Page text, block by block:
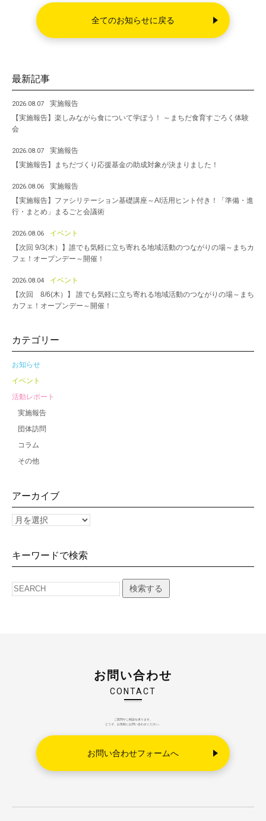
o
o
全てのお知らせに戻る
最新記事
2026.08.07
実施報告
【実施報告】楽しみながら食について学ぼう！ ～まちだ食育すごろく体験
会
2026.08.07
実施報告
【実施報告】まちだづくり応援基金の助成対象が決まりました！
2026.08.06
実施報告
【実施報告】ファシリテーション基礎講座～AI活用ヒント付き！「準備・進
行・まとめ」まるごと会議術
2026.08.06
イベント
【次回 9/3(木）】誰でも気軽に立ち寄れる地域活動のつながりの場～まちカ
フェ！オープンデー～開催！
2026.08.04
イベント
【次回 8/6(木）】 誰でも気軽に立ち寄れる地域活動のつながりの場～まち
カフェ！オープンデー～開催！
カテゴリー
お知らせ
イベント
活動レポート
実施報告
団体訪問
コラム
その他
アーカイブ
キーワードで検索
検索する
お問い合わせ
CONTACT
ご質問やご相談を承ります。
どうぞ、お気軽にお問い合わせください。
お問い合わせフォームへ